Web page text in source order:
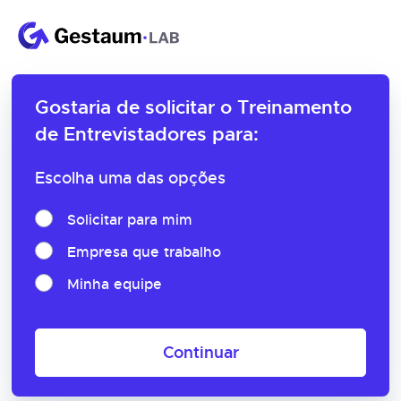
Gostaria de solicitar o Treinamento
de Entrevistadores para:
Escolha uma das opções
Solicitar para mim
Empresa que trabalho
Minha equipe
Continuar